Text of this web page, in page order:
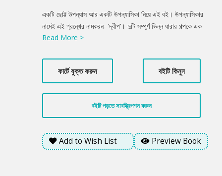
Product
Summery
একটি ছোট্ট উপন্যাস আর একটি উপন্যাসিকা নিয়ে এই বই। উপন্যাসিকার
নামেই এই গ্রন্থের নামকরন- ‘দ্বীপ’। দুটি সম্পূর্ণ ভিন্ন ধারার গল্পকে এক
মলাটে বন্দি করা হয়েছে। একটি উপন্যাস গুম ও রাজনৈতিক হত্যা নিয়ে। আর
কিন্তু কোনোভাবেই ঘটনা দুটোকে অবাস্তব বলা যাবে না।
Read More >
কার্টে যুক্ত করুন বইটি কিনুন
বইটি পড়তে সাবস্ক্রিপশন করুন
Add to Wish List Preview Book